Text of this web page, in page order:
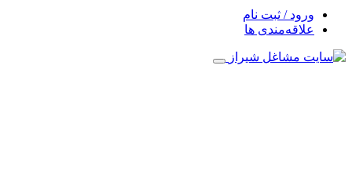
ورود / ثبت نام
علاقه‌مندی ها